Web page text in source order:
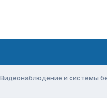
Видеонаблюдение и системы